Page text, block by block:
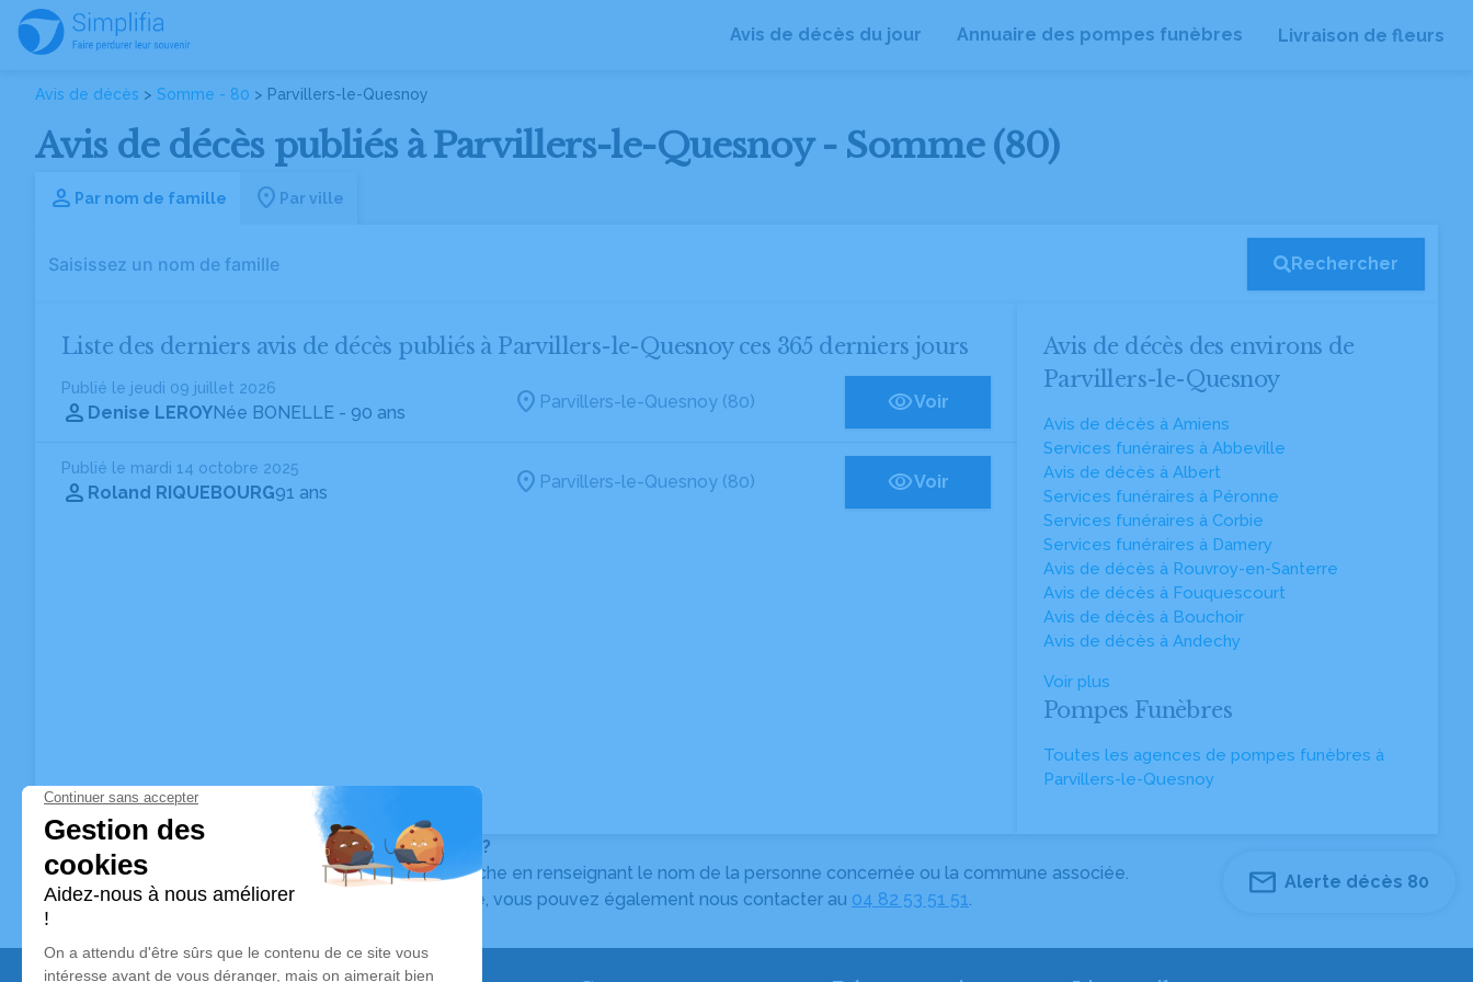
Avis de décès du jour Annuaire des pompes funèbres Livraison de fleurs
Avis de décès > Somme - 80 > Parvillers-le-Quesnoy
Avis de décès publiés à Parvillers-le-Quesnoy - Somme (80)
Par nom de famille Par ville
Rechercher
Liste des derniers avis de décès publiés à Parvillers-le-Quesnoy ces 365 derniers jours
Publié le jeudi 09 juillet 2026
Denise LEROYNée BONELLE - 90 ans
Parvillers-le-Quesnoy (80) Voir
Publié le mardi 14 octobre 2025
Roland RIQUEBOURG91 ans
Parvillers-le-Quesnoy (80) Voir
Avis de décès des environs de
Parvillers-le-Quesnoy
Avis de décès à Amiens
Services funéraires à Abbeville
Avis de décès à Albert
Services funéraires à Péronne
Services funéraires à Corbie
Services funéraires à Damery
Avis de décès à Rouvroy-en-Santerre
Avis de décès à Fouquescourt
Avis de décès à Bouchoir
Avis de décès à Andechy
Voir plus
Pompes Funèbres
Toutes les agences de pompes funèbres à
Parvillers-le-Quesnoy
Vous ne trouvez pas l’avis de décès recherché ?
Pour affiner votre recherche, utilisez la barre de recherche en renseignant le nom de la personne concernée ou la commune associée.
Pour toute question relative au fonctionnement du site, vous pouvez également nous contacter au 04 82 53 51 51.
Alerte décès 80